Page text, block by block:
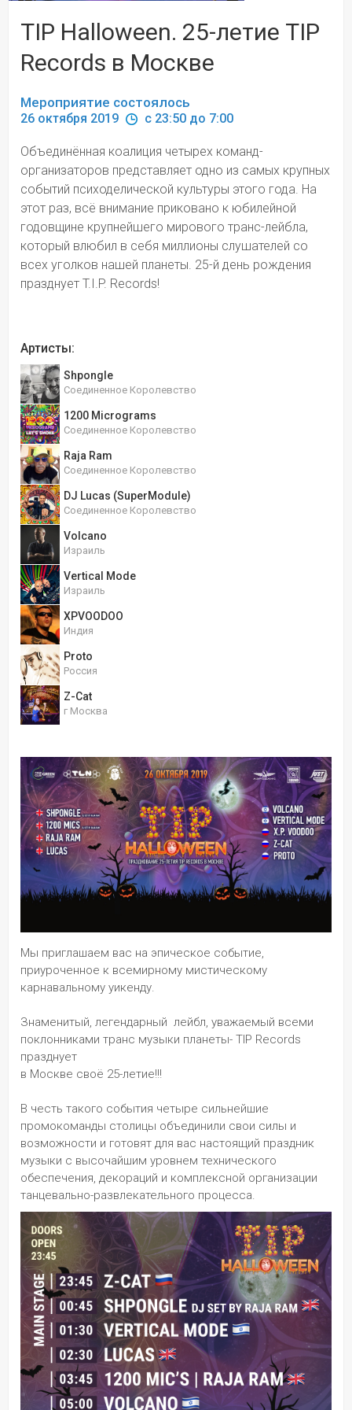
TIP Halloween. 25-летие TIP
Records в Москве
Мероприятие состоялось
26 октября 2019 c 23:50 до 7:00
Объединённая коалиция четырех команд-
организаторов представляет одно из самых крупных
событий психоделической культуры этого года. На
этот раз, всё внимание приковано к юбилейной
годовщине крупнейшего мирового транс-лейбла,
который влюбил в себя миллионы слушателей со
всех уголков нашей планеты. 25-й день рождения
празднует T.I.P. Records!
Артисты:
Shpongle
Соединенное Королевство
1200 Micrograms
Соединенное Королевство
Raja Ram
Соединенное Королевство
DJ Lucas (SuperModule)
Соединенное Королевство
Volcano
Израиль
Vertical Mode
Израиль
XPVOODOO
Индия
Proto
Россия
Z-Cat
г Москва
Мы приглашаем вас на эпическое событие,
приуроченное к всемирному мистическому
карнавальному уикенду.
Знаменитый, легендарный  лейбл, уважаемый всеми
поклонниками транс музыки планеты- TIP Records
празднует
в Москве своё 25-летие!!!
В честь такого события четыре сильнейшие
промокоманды столицы объединили свои силы и
возможности и готовят для вас настоящий праздник
музыки с высочайшим уровнем технического
обеспечeния, декораций и комплексной организации
танцевально-развлекательного процесса.